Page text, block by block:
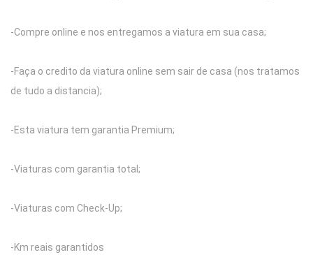
-Compre online e nos entregamos a viatura em sua casa;
-Faça o credito da viatura online sem sair de casa (nos tratamos
de tudo a distancia);
-Esta viatura tem garantia Premium;
-Viaturas com garantia total;
-Viaturas com Check-Up;
-Km reais garantidos